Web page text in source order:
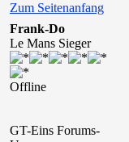
Zum Seitenanfang
Frank-Do
Le Mans Sieger
Offline
GT-Eins Forums-